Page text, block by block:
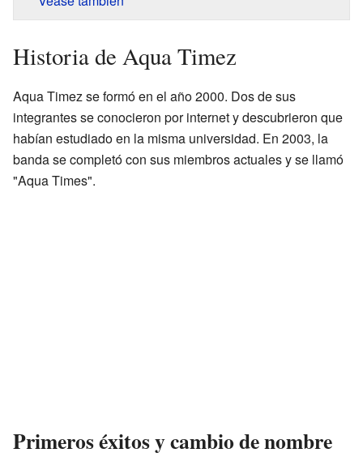
Historia de Aqua Timez
Aqua Timez se formó en el año 2000. Dos de sus
integrantes se conocieron por internet y descubrieron que
habían estudiado en la misma universidad. En 2003, la
banda se completó con sus miembros actuales y se llamó
"Aqua Times".
Primeros éxitos y cambio de nombre